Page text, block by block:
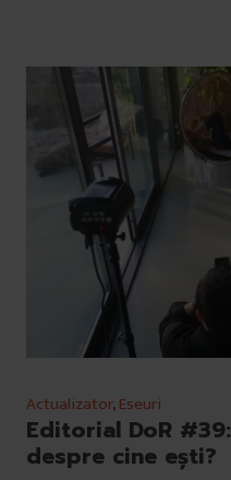
Actualizator,Eseuri
Editorial DoR
despre cine ești?